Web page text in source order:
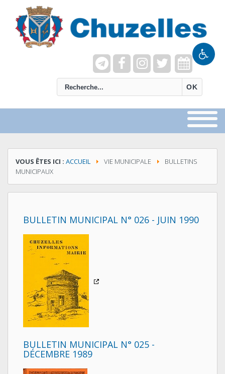
OK
VOUS ÊTES ICI : ACCUEIL VIE MUNICIPALE
BULLETINS
MUNICIPAUX
BULLETIN MUNICIPAL N° 026 - JUIN 1990
BULLETIN MUNICIPAL N° 025 -
DÉCEMBRE 1989